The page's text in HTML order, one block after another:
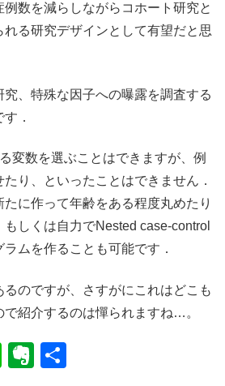
数を減らしながらコホート研究と
れる研究デザインとして有望だと思
、特殊な因子への曝露を調査する
．
変数を選ぶことはできますが、例
り、といったことはできません．
に作って年齢をある程度丸めたり
しくは自力でNested case-control
ムを作ることも可能です．
るのですが、さすがにこれはどこも
紹介するのは憚られますね…。
Li
E